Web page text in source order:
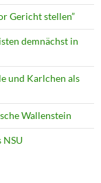
Gericht stellen”
demnächst in
und Karlchen als
Wallenstein
NSU